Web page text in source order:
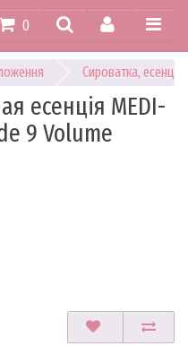
0
Сироватка, есенція
есенція MEDI-
9 Volume